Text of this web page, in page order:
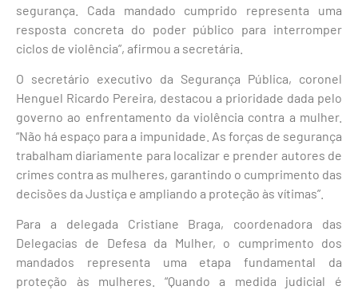
segurança. Cada mandado cumprido representa uma
resposta concreta do poder público para interromper
ciclos de violência”, afirmou a secretária.
O secretário executivo da Segurança Pública, coronel
Henguel Ricardo Pereira, destacou a prioridade dada pelo
governo ao enfrentamento da violência contra a mulher.
“Não há espaço para a impunidade. As forças de segurança
trabalham diariamente para localizar e prender autores de
crimes contra as mulheres, garantindo o cumprimento das
decisões da Justiça e ampliando a proteção às vítimas”.
Para a delegada Cristiane Braga, coordenadora das
Delegacias de Defesa da Mulher, o cumprimento dos
mandados representa uma etapa fundamental da
proteção às mulheres. “Quando a medida judicial é